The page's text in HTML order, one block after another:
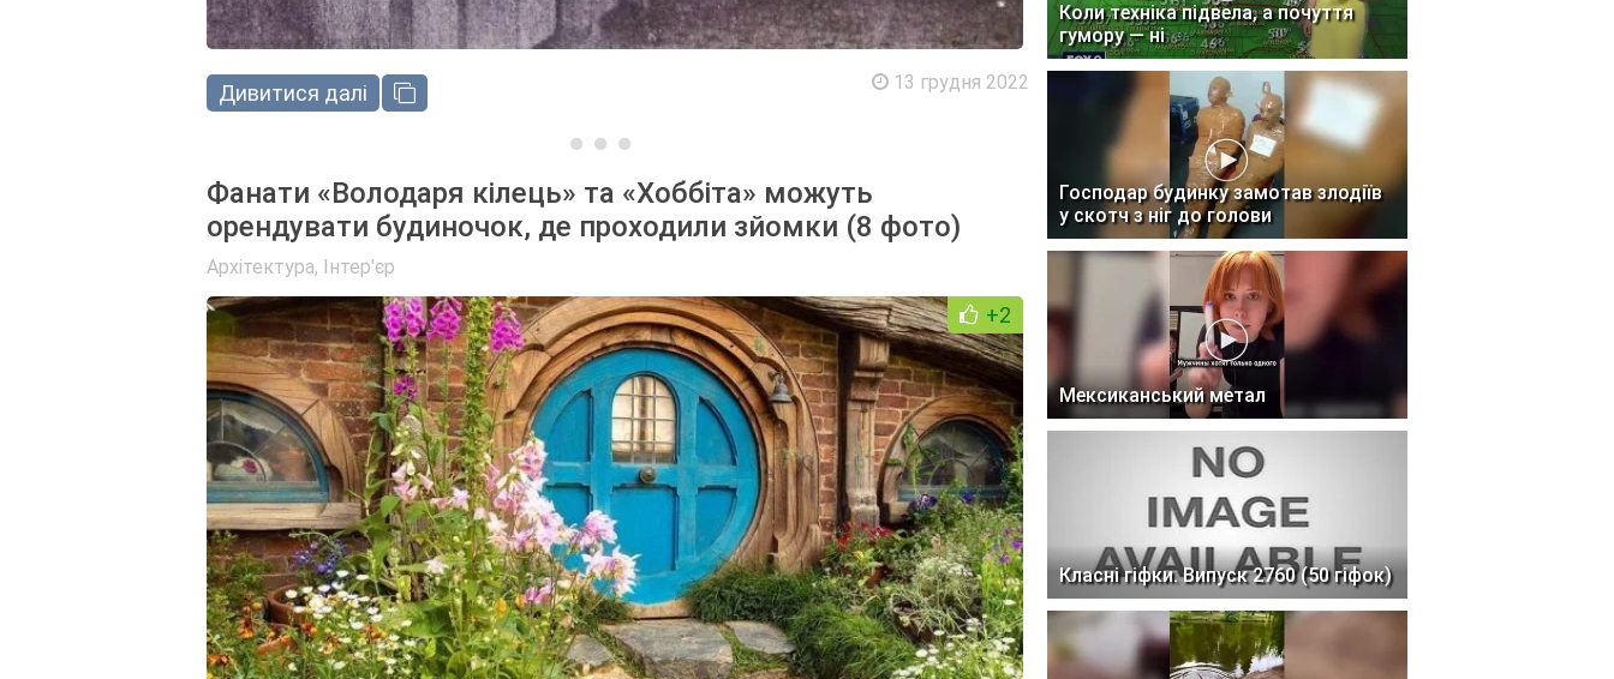
Дивитися далі 13 грудня 2022
Фанати «Володаря кілець» та «Хоббіта» можуть
орендувати будиночок, де проходили зйомки (8 фото)
Архітектура, Інтер'єр
+2
Коли техніка підвела, а почуття
гумору — ні
Господар будинку замотав злодіїв
у скотч з ніг до голови
Мексиканський метал
Класні гіфки. Випуск 2760 (50 гіфок)